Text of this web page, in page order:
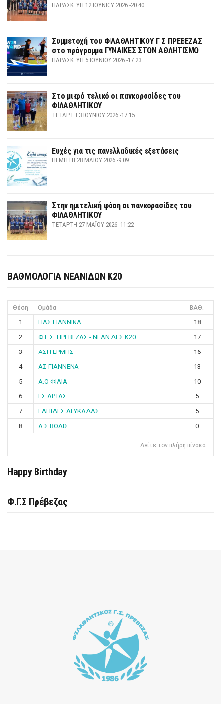
ΠΑΡΑΣΚΕΥΉ 12 ΙΟΥΝΊΟΥ 2026 -20:40
Συμμετοχή του ΦΙΛΑΘΛΗΤΙΚΟΥ Γ Σ ΠΡΕΒΕΖΑΣ
στο πρόγραμμα ΓΥΝΑΙΚΕΣ ΣΤΟΝ ΑΘΛΗΤΙΣΜΟ
ΠΑΡΑΣΚΕΥΉ 5 ΙΟΥΝΊΟΥ 2026 -17:23
Στο μικρό τελικό οι πανκορασίδες του
ΦΙΛΑΘΛΗΤΙΚΟΥ
ΤΕΤΆΡΤΗ 3 ΙΟΥΝΊΟΥ 2026 -17:15
Ευχές για τις πανελλαδικές εξετάσεις
ΠΈΜΠΤΗ 28 ΜΑΪ́ΟΥ 2026 -9:09
Στην ημιτελική φάση οι πανκορασίδες του
ΦΙΛΑΘΛΗΤΙΚΟΥ
ΤΕΤΆΡΤΗ 27 ΜΑΪ́ΟΥ 2026 -11:22
ΒΑΘΜΟΛΟΓΙΑ ΝΕΑΝΙΔΩΝ Κ20
Θέση Ομάδα ΒΑΘ.
1 ΠΑΣ ΓΙΑΝΝΙΝΑ
18
2
Φ.Γ.Σ. ΠΡΕΒΕΖΑΣ - ΝΕΑΝΙΔΕΣ Κ20
17
3
ΑΣΠ ΕΡΜΗΣ
16
4
ΑΣ ΓΙΑΝΝΕΝΑ
13
5
Α.Ο ΦΙΛΙΑ
10
6
ΓΣ ΑΡΤΑΣ
5
7
ΕΛΠΙΔΕΣ ΛΕΥΚΑΔΑΣ
5
8
Α.Σ ΒΟΛΙΣ 0
Δείτε τον πλήρη πίνακα
Happy Birthday
Φ.Γ.Σ Πρέβεζας